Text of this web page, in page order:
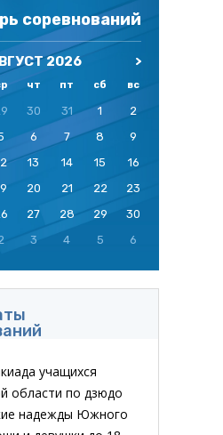
соревнований
2026
чт пт сб вс
30 31 1
2
6 7 8
9
13 14 15
16
20 21 22
23
27 28 29
30
3 4 5 6
учащихся
области по дзюдо
надежды Южного